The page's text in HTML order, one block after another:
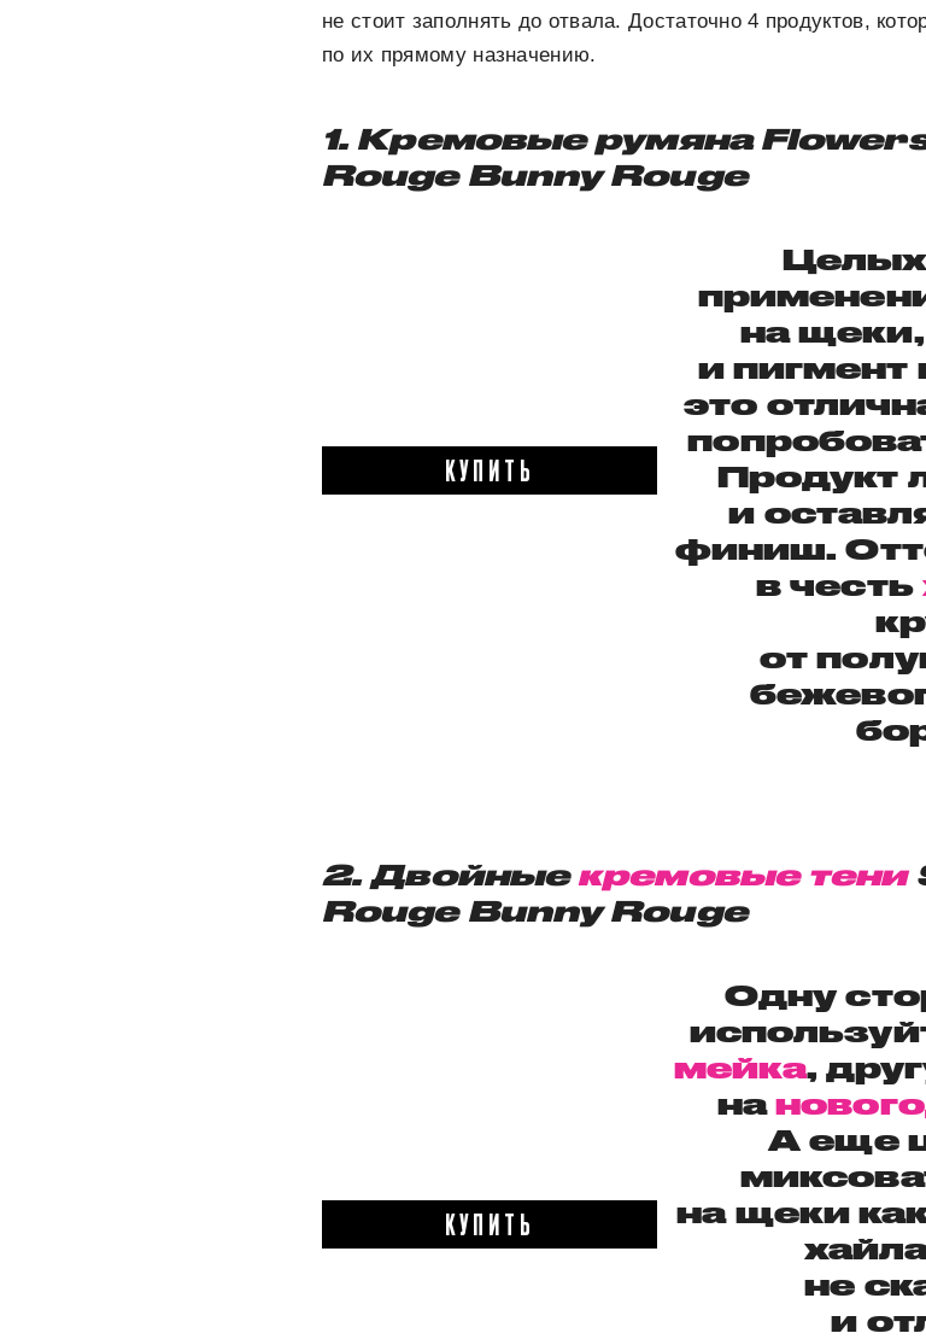
не стоит заполнять до отвала. Достаточно 4 продуктов,
по их прямому назначению.
1. Кремовые румяна
Rouge Bunny Rouge
КУПИТЬ
Целых
на щеки,
и пигмент
это
Продукт
и
финиш.
в честь
от
2. Двойные кремовые тени
Rouge Bunny Rouge
КУПИТЬ
Одну
мейка,
на
А еще
на щеки
не
и